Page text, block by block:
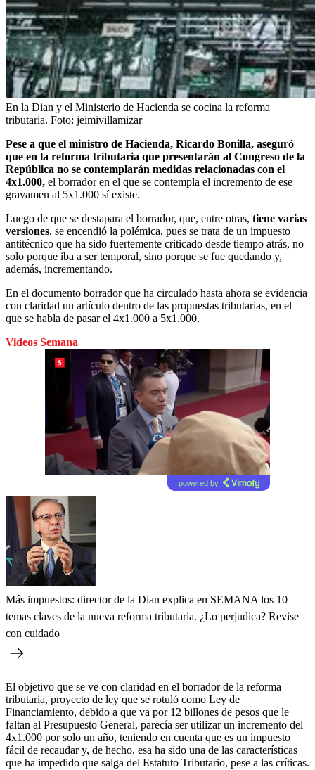
En la Dian y el Ministerio de Hacienda se cocina la reforma
tributaria. Foto: jeimivillamizar
Pese a que el ministro de Hacienda, Ricardo Bonilla, aseguró
que en la reforma tributaria que presentarán al Congreso de la
República no se contemplarán medidas relacionadas con el
4x1.000, el borrador en el que se contempla el incremento de ese
gravamen al 5x1.000 sí existe.
Luego de que se destapara el borrador, que, entre otras, tiene varias
versiones, se encendió la polémica, pues se trata de un impuesto
antitécnico que ha sido fuertemente criticado desde tiempo atrás, no
solo porque iba a ser temporal, sino porque se fue quedando y,
además, incrementando.
En el documento borrador que ha circulado hasta ahora se evidencia
con claridad un artículo dentro de las propuestas tributarias, en el
que se habla de pasar el 4x1.000 a 5x1.000.
Videos Semana
powered by
Más impuestos: director de la Dian explica en SEMANA los 10
temas claves de la nueva reforma tributaria. ¿Lo perjudica? Revise
con cuidado
El objetivo que se ve con claridad en el borrador de la reforma
tributaria, proyecto de ley que se rotuló como Ley de
Financiamiento, debido a que va por 12 billones de pesos que le
faltan al Presupuesto General, parecía ser utilizar un incremento del
4x1.000 por solo un año, teniendo en cuenta que es un impuesto
fácil de recaudar y, de hecho, esa ha sido una de las características
que ha impedido que salga del Estatuto Tributario, pese a las críticas.